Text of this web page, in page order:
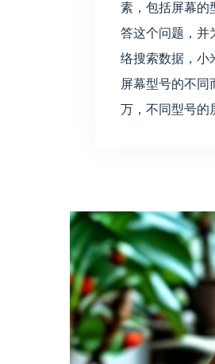
素，包括屏幕的
答这个问题，并
络搜索数据，小
屏幕型号的不同
万，不同型号的